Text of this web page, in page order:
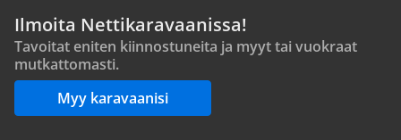
Ilmoita Nettikaravaanissa!
Tavoitat eniten kiinnostuneita ja myyt tai vuokraat
mutkattomasti.
Myy karavaanisi